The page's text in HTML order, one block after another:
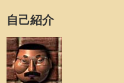
自己紹介